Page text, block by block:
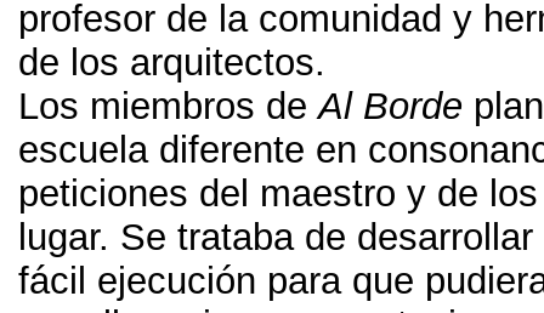
profesor de la comunidad y
de los arquitectos.
Los miembros de Al Borde
escuela diferente en
peticiones del maestro y de
lugar. Se trataba de
fácil ejecución para que